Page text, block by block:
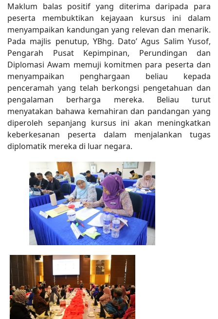
Maklum balas positif yang diterima daripada para
peserta membuktikan kejayaan kursus ini dalam
menyampaikan kandungan yang relevan dan menarik.
Pada majlis penutup, YBhg. Dato’ Agus Salim Yusof,
Pengarah Pusat Kepimpinan, Perundingan dan
Diplomasi Awam memuji komitmen para peserta dan
menyampaikan penghargaan beliau kepada
penceramah yang telah berkongsi pengetahuan dan
pengalaman berharga mereka. Beliau turut
menyatakan bahawa kemahiran dan pandangan yang
diperoleh sepanjang kursus ini akan meningkatkan
keberkesanan peserta dalam menjalankan tugas
diplomatik mereka di luar negara.